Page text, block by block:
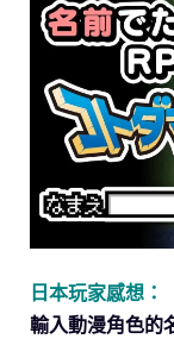
日本玩家感想：
輸入動漫角色的